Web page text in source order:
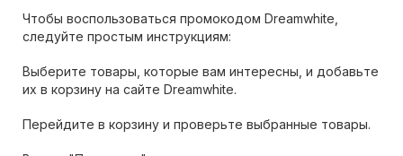
Чтобы воспользоваться промокодом Dreamwhite,
следуйте простым инструкциям:
Выберите товары, которые вам интересны, и добавьте
их в корзину на сайте Dreamwhite.
Перейдите в корзину и проверьте выбранные товары.